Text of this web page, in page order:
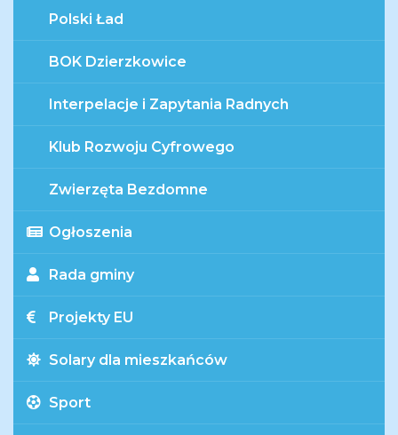
Polski Ład
BOK Dzierzkowice
Interpelacje i Zapytania Radnych
Klub Rozwoju Cyfrowego
Zwierzęta Bezdomne
Ogłoszenia
Rada gminy
Projekty EU
Solary dla mieszkańców
Sport